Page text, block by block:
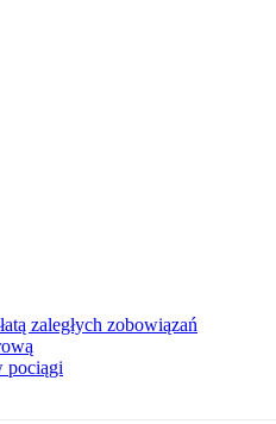
zaległych zobowiązań
pociągi